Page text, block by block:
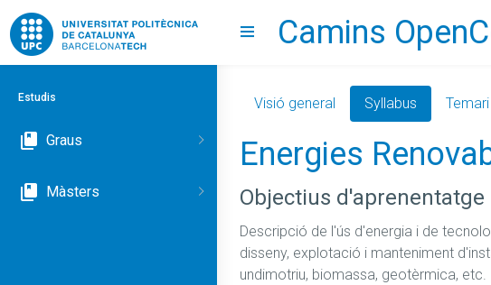
Go to upc.edu Show menuCamins
Estudis
Graus
Màsters
Visió general Syllabus Temari
Energies
Objectius d'aprenentatge
Descripció de l'ús d'energia i de
disseny, explotació i manteniment
undimotriu, biomassa, geotèrmica, etc.